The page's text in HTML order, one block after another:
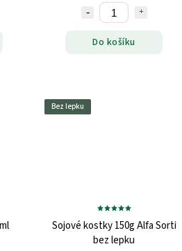
Do košíku
Bez lepku
Sojové kostky 150g Alfa Sorti
bez lepku